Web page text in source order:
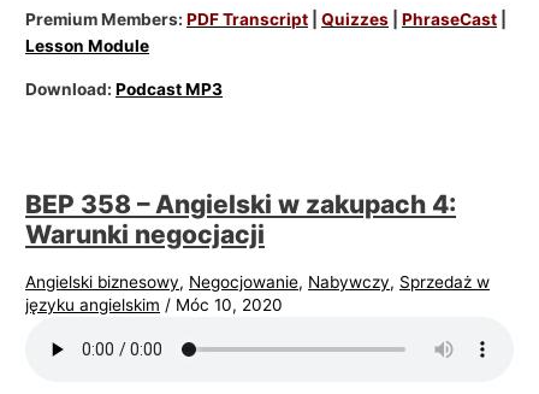
Premium Members:PDF Transcript |Quizzes |PhraseCast
Lesson Module
Download:Podcast MP3
BEP 358 – Angielski w zakupach 4:
Warunki negocjacji
Angielski biznesowy, Negocjowanie, Nabywczy, Sprzedaż w
języku angielskim / Móc 10, 2020